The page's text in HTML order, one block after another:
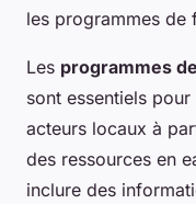
les programmes de
Les programmes
sont essentiels
acteurs locaux à
des ressources en
inclure des